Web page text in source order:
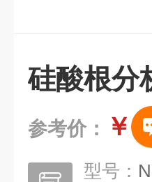
硅酸根分
参考价： ￥
型号：